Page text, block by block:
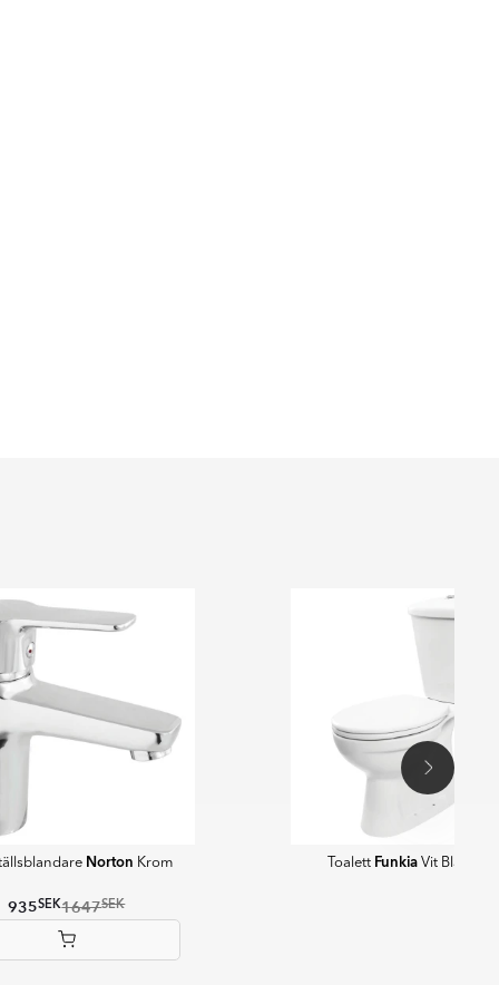
Norton Krom
935SEK1647SEK
Toalett FunkiaVit Blank S-